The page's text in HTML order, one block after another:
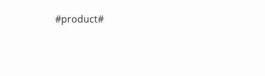
#product#